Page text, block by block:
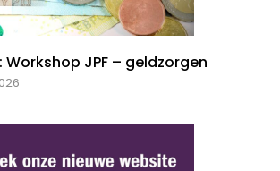
Workshop JPF – geldzorgen